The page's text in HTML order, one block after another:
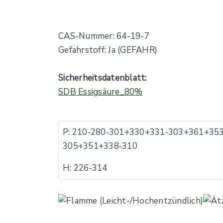
CAS-Nummer: 64-19-7
Gefahrstoff: Ja (GEFAHR)
Sicherheitsdatenblatt:
SDB Essigsäure_80%
P:
305+351+338​‐​310
H: 226​‐​314